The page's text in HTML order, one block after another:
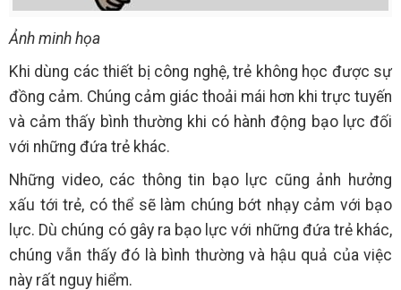
Ảnh minh họa
Khi dùng các thiết bị công nghệ, trẻ không học được sự
đồng cảm. Chúng cảm giác thoải mái hơn khi trực tuyến
và cảm thấy bình thường khi có hành động bạo lực đối
với những đứa trẻ khác.
Những video, các thông tin bạo lực cũng ảnh hưởng
xấu tới trẻ, có thể sẽ làm chúng bớt nhạy cảm với bạo
lực. Dù chúng có gây ra bạo lực với những đứa trẻ khác,
chúng vẫn thấy đó là bình thường và hậu quả của việc
này rất nguy hiểm.